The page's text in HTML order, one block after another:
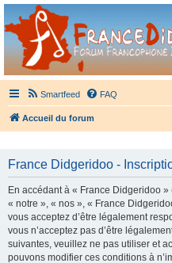
France Didgeridoo
Didgeridoo et Guimbarde sur France
Smartfeed FAQ
Accueil du forum
France Didgeridoo -
En accédant à « France Didgeridoo
« notre », « nos », « France
vous acceptez d’être légalement
vous n’acceptez pas d’être
suivantes, veuillez ne pas utiliser et
pouvons modifier ces conditions à